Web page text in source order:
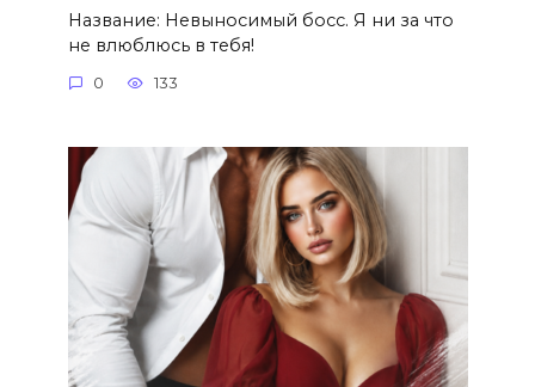
Название: Невыносимый босс. Я ни за что
не влюблюсь в тебя!
0 133